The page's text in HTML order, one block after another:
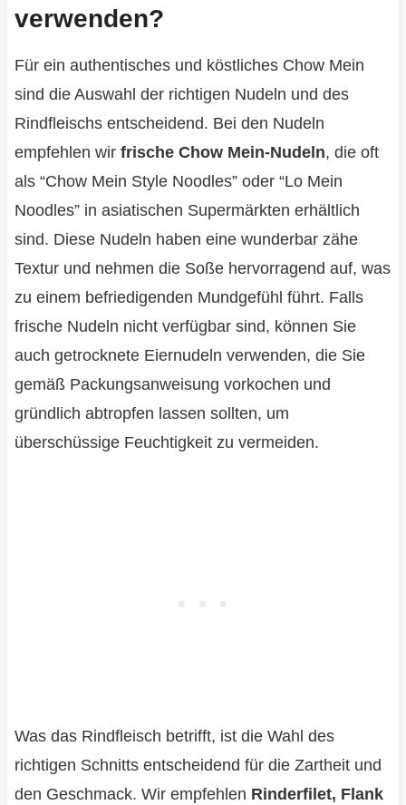
verwenden?
Für ein authentisches und köstliches Chow Mein
sind die Auswahl der richtigen Nudeln und des
Rindfleischs entscheidend. Bei den Nudeln
empfehlen wir frische Chow Mein-Nudeln, die oft
als “Chow Mein Style Noodles” oder “Lo Mein
Noodles” in asiatischen Supermärkten erhältlich
sind. Diese Nudeln haben eine wunderbar zähe
Textur und nehmen die Soße hervorragend auf, was
zu einem befriedigenden Mundgefühl führt. Falls
frische Nudeln nicht verfügbar sind, können Sie
auch getrocknete Eiernudeln verwenden, die Sie
gemäß Packungsanweisung vorkochen und
gründlich abtropfen lassen sollten, um
überschüssige Feuchtigkeit zu vermeiden.
Was das Rindfleisch betrifft, ist die Wahl des
richtigen Schnitts entscheidend für die Zartheit und
den Geschmack. Wir empfehlen Rinderfilet, Flank